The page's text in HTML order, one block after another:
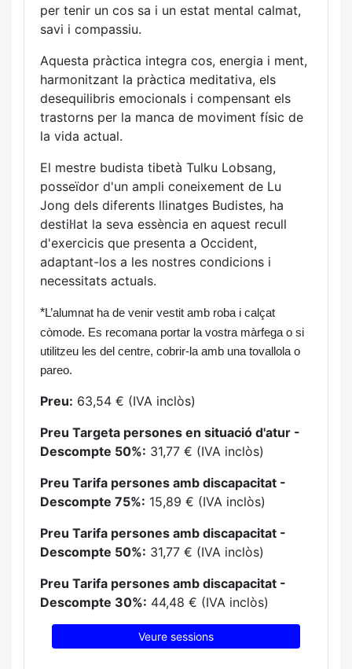
per tenir un cos sa i un estat mental calmat,
savi i compassiu.
Aquesta pràctica integra cos, energia i ment,
harmonitzant la pràctica meditativa, els
desequilibris emocionals i compensant els
trastorns per la manca de moviment físic de
la vida actual.
El mestre budista tibetà Tulku Lobsang,
posseïdor d'un ampli coneixement de Lu
Jong dels diferents llinatges Budistes, ha
destil·lat la seva essència en aquest recull
d'exercicis que presenta a Occident,
adaptant-los a les nostres condicions i
necessitats actuals.
*L’alumnat ha de venir vestit amb roba i calçat
còmode. Es recomana portar la vostra màrfega o si
utilitzeu les del centre, cobrir-la amb una tovallola o
pareo.
Preu: 63,54 € (IVA inclòs)
Preu Targeta persones en situació d'atur -
Descompte 50%: 31,77 € (IVA inclòs)
Preu Tarifa persones amb discapacitat -
Descompte 75%: 15,89 € (IVA inclòs)
Preu Tarifa persones amb discapacitat -
Descompte 50%: 31,77 € (IVA inclòs)
Preu Tarifa persones amb discapacitat -
Descompte 30%: 44,48 € (IVA inclòs)
Veure sessions